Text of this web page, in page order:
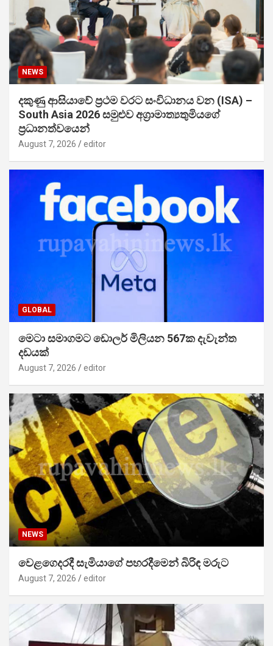
NEWS
දකුණු ආසියාවේ ප්‍රථම වරට සංවිධානය වන (ISA) –
South Asia 2026 සමුළුව අග්‍රාමාත්‍යතුමියගේ
ප්‍රධානත්වයෙන්
August 7, 2026 editor
GLOBAL
මෙටා සමාගමට ඩොලර් මිලියන 567ක දැවැන්ත
දඩයක්
August 7, 2026 editor
NEWS
වෙළගෙදරදී සැමියාගේ පහරදීමෙන් බිරිඳ මරුට
August 7, 2026 editor